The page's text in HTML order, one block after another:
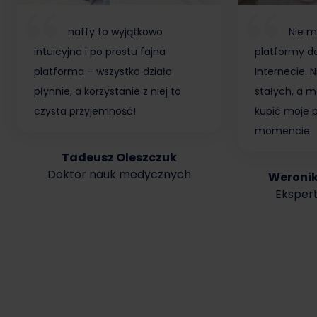
naffy to wyjątkowo
intuicyjna i po prostu fajna
platforma – wszystko działa
płynnie, a korzystanie z niej to
czysta przyjemność!
Tadeusz Oleszczuk
Doktor nauk medycznych
Nie
platformy
Internecie.
stałych, a
kupić moje
momencie.